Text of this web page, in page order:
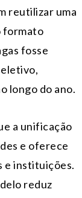
reutilizar uma
formato
fosse
longo do ano.
a unificação
e oferece
e instituições.
reduz